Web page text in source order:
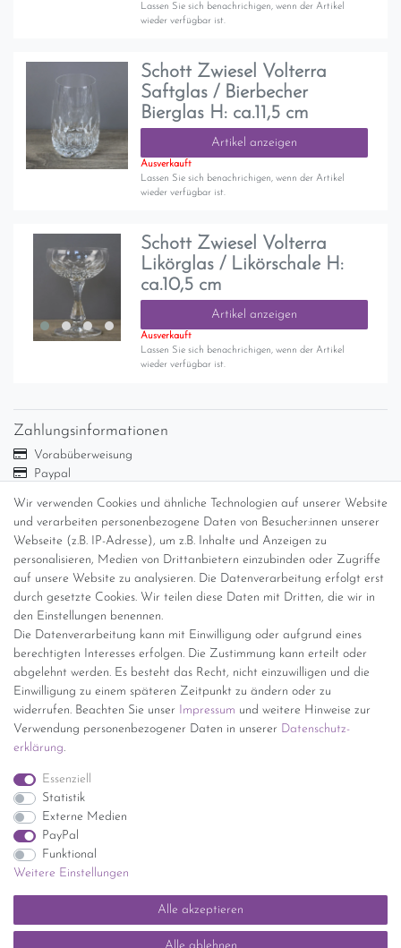
Lassen Sie sich benachrichigen, wenn der Artikel
wieder verfügbar ist.
Schott Zwiesel Volterra
Saftglas / Bierbecher
Bierglas H: ca.11,5 cm
Artikel anzeigen
Ausverkauft
Lassen Sie sich benachrichigen, wenn der Artikel
wieder verfügbar ist.
Schott Zwiesel Volterra
Likörglas / Likörschale H:
ca.10,5 cm
Artikel anzeigen
Ausverkauft
Lassen Sie sich benachrichigen, wenn der Artikel
wieder verfügbar ist.
Wir verwenden Cookies und ähnliche Technologien auf unserer Website
und verarbeiten personenbezogene Daten von Besucher:innen unserer
Webseite (z.B. IP-Adresse), um z.B. Inhalte und Anzeigen zu
personalisieren, Medien von Drittanbietern einzubinden oder Zugriffe
auf unsere Website zu analysieren. Die Datenverarbeitung erfolgt erst
durch gesetzte Cookies. Wir teilen diese Daten mit Dritten, die wir in
den Einstellungen benennen.
Die Datenverarbeitung kann mit Einwilligung oder aufgrund eines
berechtigten Interesses erfolgen. Die Zustimmung kann erteilt oder
abgelehnt werden. Es besteht das Recht, nicht einzuwilligen und die
Einwilligung zu einem späteren Zeitpunkt zu ändern oder zu
widerrufen. Beachten Sie unser Impressum und weitere Hinweise zur
Verwendung personenbezogener Daten in unserer Daten­schutz­
erklärung.
Essenziell
Statistik
Externe Medien
PayPal
Funktional
Weitere Einstellungen
Alle akzeptieren
Zahlungsinformationen
Vorabüberweisung
Paypal
Versandinformationen
Versand per GLS (6,90 Euro) oder DHL (8,49 Euro ) inkl. MwSt.
(innerhalb Deutschlands)
kostenfreie Lieferung ab 150 Euro Warenwert (innerhalb
Deutschlands)
Übersicht Internationale Versandkosten
Wir kaufen an
Sie haben zuviel Porzellan im Schrank? Gerne kaufen wir dieses an.
Einfach unverbindliches Angebot anfordern.
*Endpreis inkl. MwSt. (Dieser Artikel unterliegt gem. § 25a
UStG der Differenzbesteuerung, ein Ausweis der
Mehrwertsteuer auf der Rechnung erfolgt nicht.)
Impressum Daten­schutz­erklärung
Vertrag widerrufen Kontakt